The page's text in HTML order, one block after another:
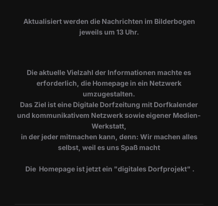
​Aktualisiert werden die Nachrichten im Bilderbogen
jeweils um 13 Uhr.
Die aktuelle Vielzahl der Informationen machte es
erforderlich, die Homepage in ein Netzwerk
umzugestalten.
Das Ziel ist eine Digitale Dorfzeitung mit Dorfkalender
und kommunikativem Netzwerk sowie eigener Medien-
Werkstatt,
in der jeder mitmachen kann, denn: Wir machen alles
selbst, weil es uns Spaß macht
Die Homepage ist jetzt ein "digitales Dorfprojekt" .